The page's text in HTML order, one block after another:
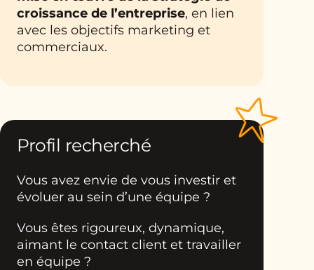
croissance de l’entreprise, en lien
avec les objectifs marketing et
commerciaux.
Profil recherché
Vous avez envie de vous investir et
évoluer au sein d’une équipe ?
Vous êtes rigoureux, dynamique,
aimant le contact client et travailler
en équipe ?